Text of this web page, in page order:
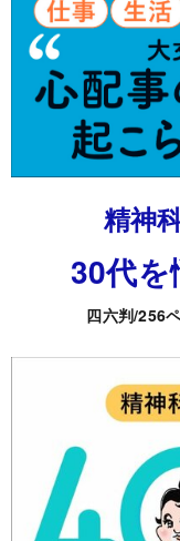
精神
30代
四六判/256